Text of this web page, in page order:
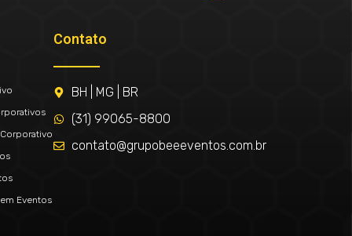
Eventos
Contato
BH | MG | BR
(31) 99065-8800
contato@grupobeeeventos.com.br